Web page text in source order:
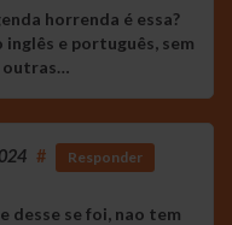
horrenda é essa?
e português, sem
outras…
# Responder
desse se foi, nao tem